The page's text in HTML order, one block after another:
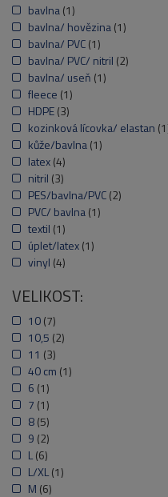
bavlna (1)
bavlna/ hovězina (1)
bavlna/ PVC (1)
bavlna/ PVC/ nitril (2)
bavlna/ useň (1)
fleece (1)
HDPE (3)
kozinková lícovka/ elastan
kůže/bavlna (1)
latex (4)
nitril (3)
PES/bavlna/PVC (2)
PVC/ bavlna (1)
textil (1)
úplet/latex (1)
vinyl (4)
VELIKOST:
10 (7)
10,5 (2)
11 (3)
40 cm (1)
6 (1)
7 (1)
8 (5)
9 (2)
L (6)
L/XL (1)
M (6)